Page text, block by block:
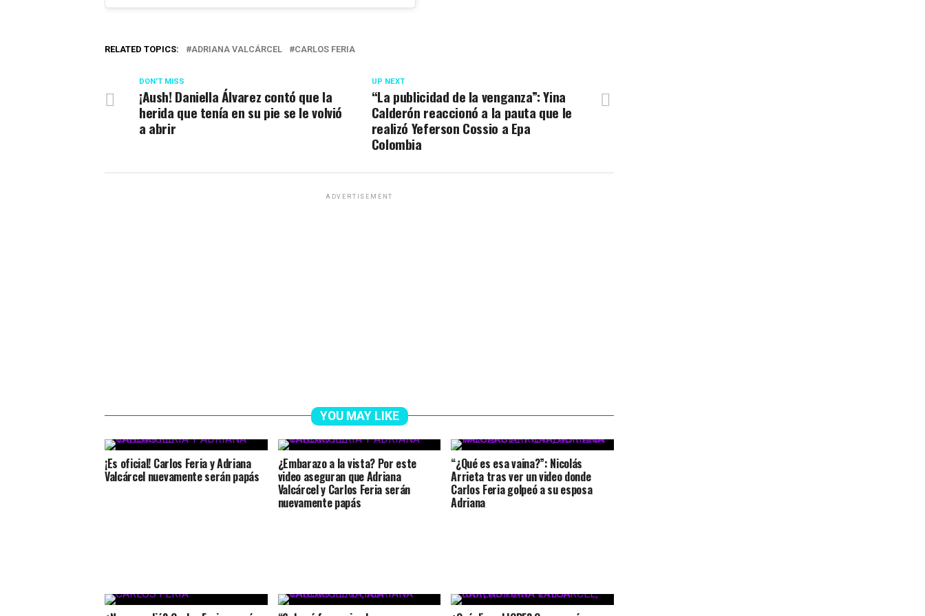
RELATED TOPICS: ADRIANA VALCÁRCEL CARLOS FERIA
UP NEXT
“La publicidad de la venganza”: Yina
Calderón reaccionó a la pauta que le
realizó Yeferson Cossio a Epa
Colombia
DON'T MISS
¡Aush! Daniella Álvarez contó que la
herida que tenía en su pie se le volvió
a abrir
ADVERTISEMENT
YOU MAY LIKE
¡Es oficial! Carlos Feria y Adriana
Valcárcel nuevamente serán papás
¿Embarazo a la vista? Por este
video aseguran que Adriana
Valcárcel y Carlos Feria serán
nuevamente papás
“¿Qué es esa vaina?”: Nicolás
Arrieta tras ver un video donde
Carlos Feria golpeó a su esposa
Adriana